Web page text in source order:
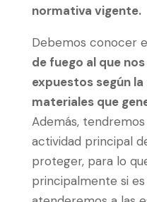
normativa vigente.
Debemos conocer
de fuego al que
expuestos según
materiales que
Además,
actividad principal
proteger, para lo
principalmente si